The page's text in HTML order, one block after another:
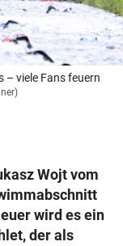
– viele Fans feuern
Wojt vom
wird es ein
der als